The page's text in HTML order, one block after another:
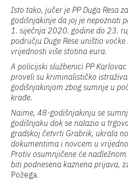
Isto tako, jučer je PP Duga Resa
godišnjakinje da joj je nepoznati
1. siječnja 2020. godine do 23.
području Duge Rese uništio
vrijednosti više stotina eura.
A policijski službenici PP
proveli su kriminalističko
godišnjakinjom zbog sumnje u
krađe.
Naime, 48-godišnjakinju se
godišnjaku dok se nalazio u
gradskoj četvrti Grabrik, ukrala
dokumentima i novcem u
Protiv osumnjičene će
biti podnesena kaznena prijava,
Požega.